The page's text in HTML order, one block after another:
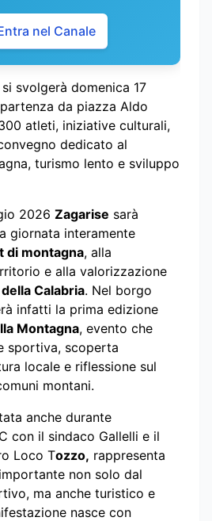
nel Canale
svolgerà domenica 17
da piazza Aldo
atleti, iniziative culturali,
dedicato al
turismo lento e sviluppo
2026 Zagarise sarà
giornata interamente
di montagna, alla
e alla valorizzazione
Calabria. Nel borgo
infatti la prima edizione
Montagna, evento che
sportiva, scoperta
locale e riflessione sul
montani.
anche durante
con il sindaco Gallelli e il
Loco Tozzo, rappresenta
non solo dal
ma anche turistico e
nasce con